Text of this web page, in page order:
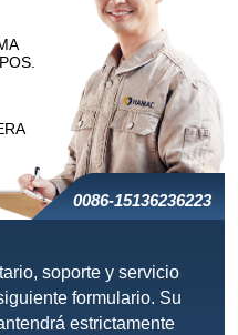
0086-15136236223
soporte y servicio
formulario. Su
estrictamente